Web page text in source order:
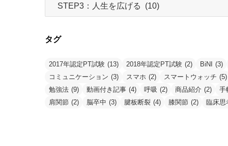
テ
リ
タグ
2017年認定PT試験 (13) 2018年認定PT試験 (2) BiNI (3)
コミュニケーション (3) スマホ (2) スマートウォッチ (5)
勉強法 (9) 動画付き記事 (4) 呼吸 (2) 商品紹介 (2) 手
肩関節 (2) 脳卒中 (3) 腱板断裂 (4) 膝関節 (2) 臨床思